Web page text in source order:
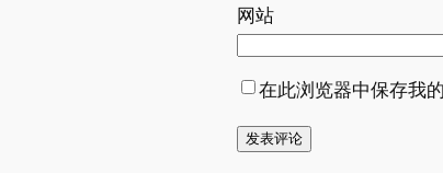
网站
在此浏览器中保存我